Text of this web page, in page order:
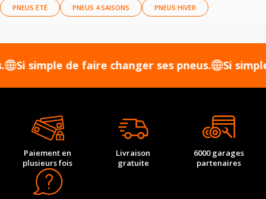
PNEUS ÉTÉ PNEUS 4 SAISONS PNEUS HIVER
de faire changer ses pneus. Si simple de
Paiement en
plusieurs fois
Livraison
gratuite
6000 garages
partenaires